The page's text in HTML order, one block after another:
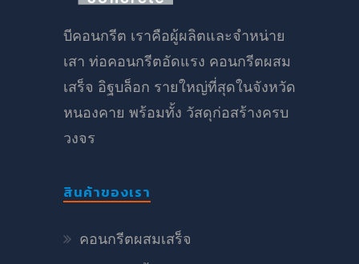
บีคอนกรีต เราคือผู้ผลิตและจำหน่าย
เสา ท่อคอนกรีตอัดแรง คอนกรีตผสม
เสร็จ อิฐบล็อก รายใหญ่ที่สุดในจังหวัด
หนองคาย พร้อมทั้ง วัสดุก่อสร้างครบ
วงจร
สินค้าของเรา
คอนกรีตผสมเสร็จ